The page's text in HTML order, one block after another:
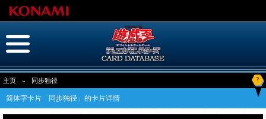
主页 » 同步独径 ?
简体字卡片「同步独径」的卡片详情